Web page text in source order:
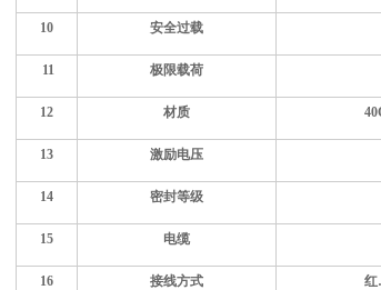
10 安全过载
11 极限载荷
12 材质
13 激励电压
14 密封等级
15 电缆
16 接线方式 红